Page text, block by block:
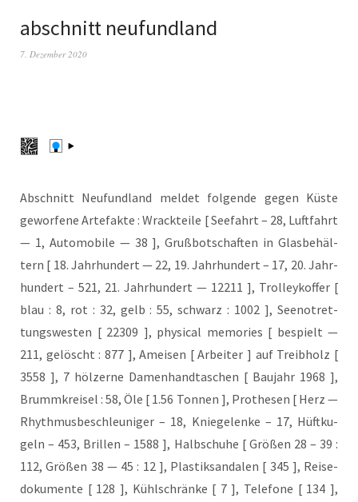
abschnitt neufundland
7. Dezember 2020
Abschnitt Neu­fund­land mel­det fol­gen­de gegen Küs­te
gewor­fe­ne Arte­fak­te : Wrack­tei­le [ See­fahrt – 28, Luft­fahrt
— 1, Auto­mo­bi­le — 38 ], Gruß­bot­schaf­ten in Glas­be­häl­
tern [ 18. Jahr­hun­dert — 22, 19. Jahr­hun­dert – 17, 20. Jahr­
hun­dert – 521, 21. Jahr­hun­dert — 12211 ], Trol­ley­kof­fer [
blau : 8, rot : 32, gelb : 55, schwarz : 1002 ], See­not­ret­
tungs­wes­ten [ 22309 ], phy­si­cal memo­ries [ bespielt —
211, gelöscht : 877 ], Amei­sen [ Arbei­ter ] auf Treib­holz [
3558 ], 7 höl­zer­ne Damen­hand­ta­schen [ Bau­jahr 1968 ],
Brumm­krei­sel : 58, Öle [ 1.56 Ton­nen ], Pro­the­sen [ Herz —
Rhyth­mus­be­schleu­ni­ger – 18, Knie­ge­len­ke – 17, Hüft­ku­
geln – 453, Bril­len – 1588 ], Halb­schu­he [ Grö­ßen 28 – 39 :
112, Grö­ßen 38 — 45 : 12 ], Plas­tik­san­da­len [ 345 ], Rei­se­
do­ku­men­te [ 128 ], Kühl­schrän­ke [ 7 ], Tele­fo­ne [ 134 ],